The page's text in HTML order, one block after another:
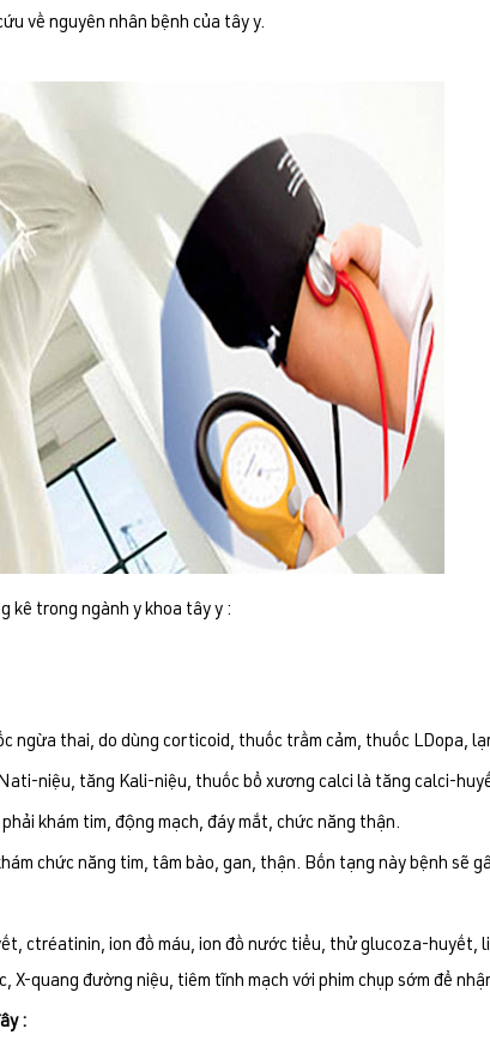
về nguyên nhân bệnh của tây y.
kê trong ngành y khoa tây y :
ngừa thai, do dùng corticoid, thuốc trầm cảm, thuốc LDopa,
niệu, tăng Kali-niệu, thuốc bổ xương calci là tăng calci-
khám tim, động mạch, đáy mắt, chức năng thận.
chức năng tim, tâm bào, gan, thận. Bốn tạng này bệnh sẽ
ctréatinin, ion đồ máu, ion đồ nước tiểu, thử glucoza-
X-quang đường niệu, tiêm tĩnh mạch với phim chụp sớm để
: